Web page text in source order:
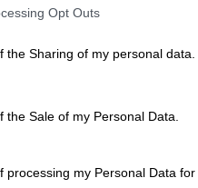
Opt Outs
the Sharing of my personal data.
the Sale of my Personal Data.
processing my Personal Data for